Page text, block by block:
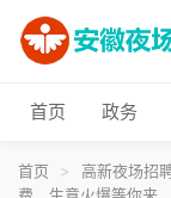
首页 政务
首页 > 高新夜场招